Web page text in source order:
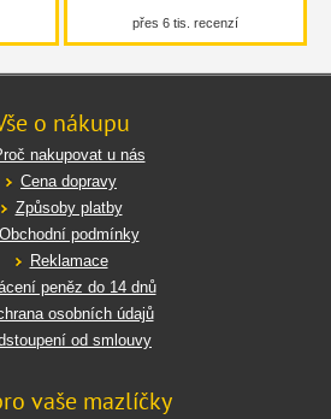
přes 6 tis. recenzí
o nákupu
nakupovat u nás
Cena dopravy
Způsoby platby
Obchodní podmínky
Reklamace
peněz do 14 dnů
osobních údajů
od smlouvy
vaše mazlíčky